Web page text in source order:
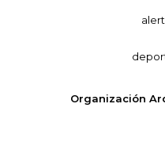
Organización